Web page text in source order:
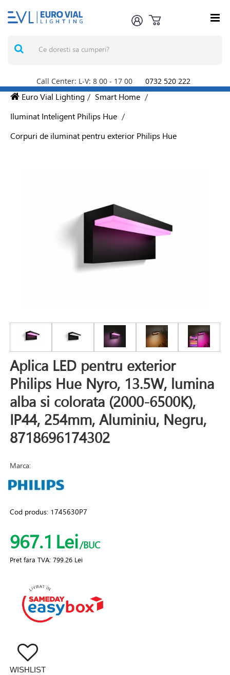
Call Center: L-V: 8 00 - 17 00 0732 520 222
Euro Vial Lighting / Smart Home /
Iluminat Inteligent Philips Hue /
Corpuri de iluminat pentru exterior Philips Hue
Aplica LED pentru exterior
Philips Hue Nyro, 13.5W, lumina
alba si colorata (2000-6500K),
IP44, 254mm, Aluminiu, Negru,
8718696174302
Marca:
Cod produs: 1745630P7
967.1Lei/BUC
Pret fara TVA:799.26 Lei
WISHLIST